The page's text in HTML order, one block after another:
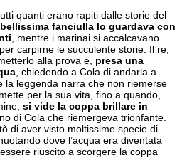
quanti erano rapiti dalle storie del
fanciulla lo guardava con
, mentre i marinai si accalcavano
carpirne le succulente storie. Il re,
alla prova e, presa una
, chiedendo a Cola di andarla a
la leggenda narra che non riemerse
per la sua vita, fino a quando,
si vide la coppa brillare in
di Cola che riemergeva trionfante.
di aver visto moltissime specie di
dove l’acqua era diventata
riuscito a scorgere la coppa